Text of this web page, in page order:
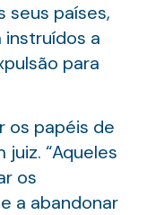
seus países,
instruídos a
para
os papéis de
“Aqueles
os
a abandonar